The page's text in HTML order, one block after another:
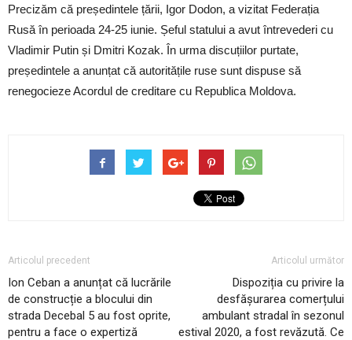
Precizăm că președintele țării, Igor Dodon, a vizitat Federația
Rusă în perioada 24-25 iunie. Șeful statului a avut întrevederi cu
Vladimir Putin și Dmitri Kozak. În urma discuțiilor purtate,
președintele a anunțat că autoritățile ruse sunt dispuse să
renegocieze Acordul de creditare cu Republica Moldova.
Articolul precedent
Ion Ceban a anunțat că lucrările
de construcție a blocului din
strada Decebal 5 au fost oprite,
pentru a face o expertiză
Articolul următor
Dispoziția cu privire la
desfășurarea comerțului
ambulant stradal în sezonul
estival 2020, a fost revăzută. Ce